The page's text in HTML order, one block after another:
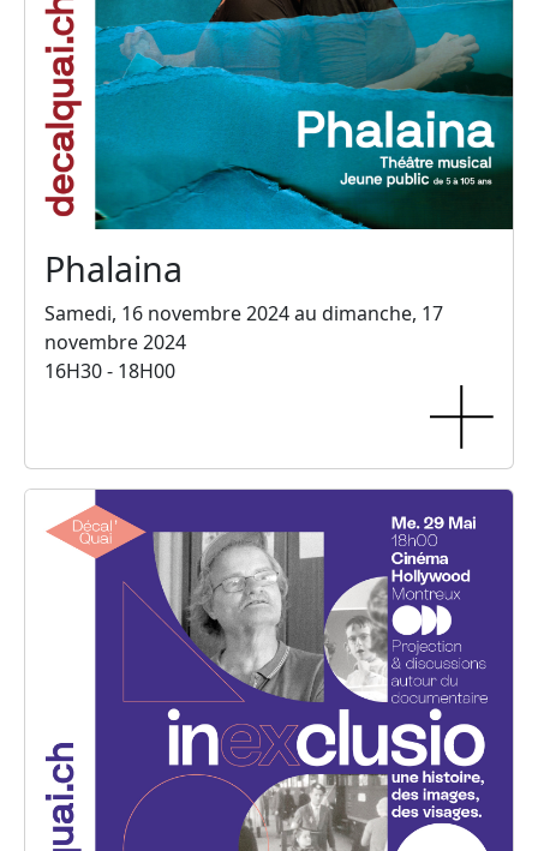
Phalaina
Samedi, 16 novembre 2024 au dimanche, 17
novembre 2024
16H30 - 18H00